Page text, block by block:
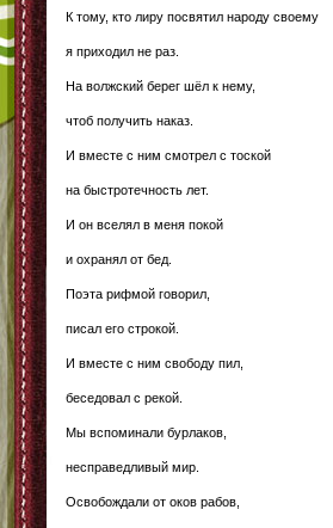
К тому, кто лиру посвятил народу своему
я приходил не раз.
На волжский берег шёл к нему,
чтоб получить наказ.
И вместе с ним смотрел с тоской
на быстротечность лет.
И он вселял в меня покой
и охранял от бед.
Поэта рифмой говорил,
писал его строкой.
И вместе с ним свободу пил,
беседовал с рекой.
Мы вспоминали бурлаков,
несправедливый мир.
Освобождали от оков рабов,